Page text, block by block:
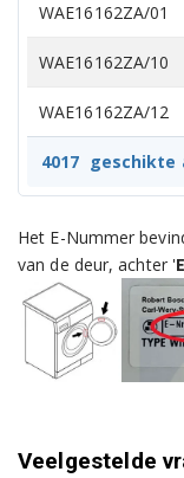
WAE16162ZA/01
WAE16162ZA/10
WAE16162ZA/12
WAE16162ZA/13
WAE16163OE/16
WAE16163OE/23
WAE16163OE/25
WAE16163ZA/10
4017 geschikte
Het E-Nummer
van de deur, achter '
Veelgestelde